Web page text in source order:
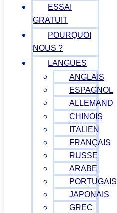
ESSAI
GRATUIT
POURQUOI
NOUS ?
LANGUES
ANGLAIS
ESPAGNOL
ALLEMAND
CHINOIS
ITALIEN
FRANÇAIS
RUSSE
ARABE
PORTUGAIS
JAPONAIS
GREC